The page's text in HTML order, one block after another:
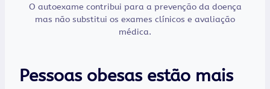
O autoexame contribui para a prevenção da doença
mas não substitui os exames clínicos e avaliação
médica.
Pessoas obesas estão mais